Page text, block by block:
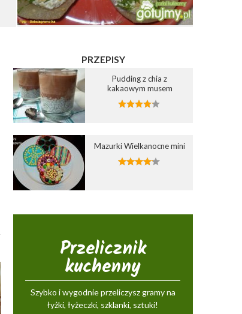
PRZEPISY
Pudding z chia z
kakaowym musem
Mazurki Wielkanocne mini
Przelicznik
kuchenny
Szybko i wygodnie przeliczysz gramy na
łyżki, łyżeczki, szklanki, sztuki!